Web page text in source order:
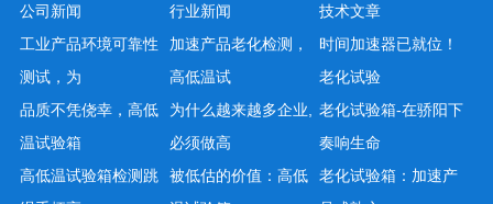
公司新闻
工业产品环境可靠性
测试，为
品质不凭侥幸，高低
温试验箱
高低温试验箱检测跳
行业新闻
加速产品老化检测，
高低温试
为什么越来越多企业,
必须做高
被低估的价值：高低
技术文章
时间加速器已就位！
老化试验
老化试验箱-在骄阳下
奏响生命
老化试验箱：加速产